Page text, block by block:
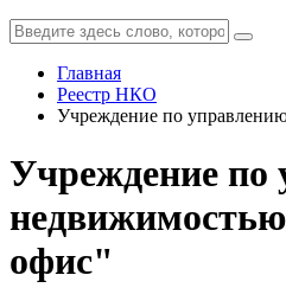
Главная
Реестр НКО
Учреждение по
Учреждение по
офис"